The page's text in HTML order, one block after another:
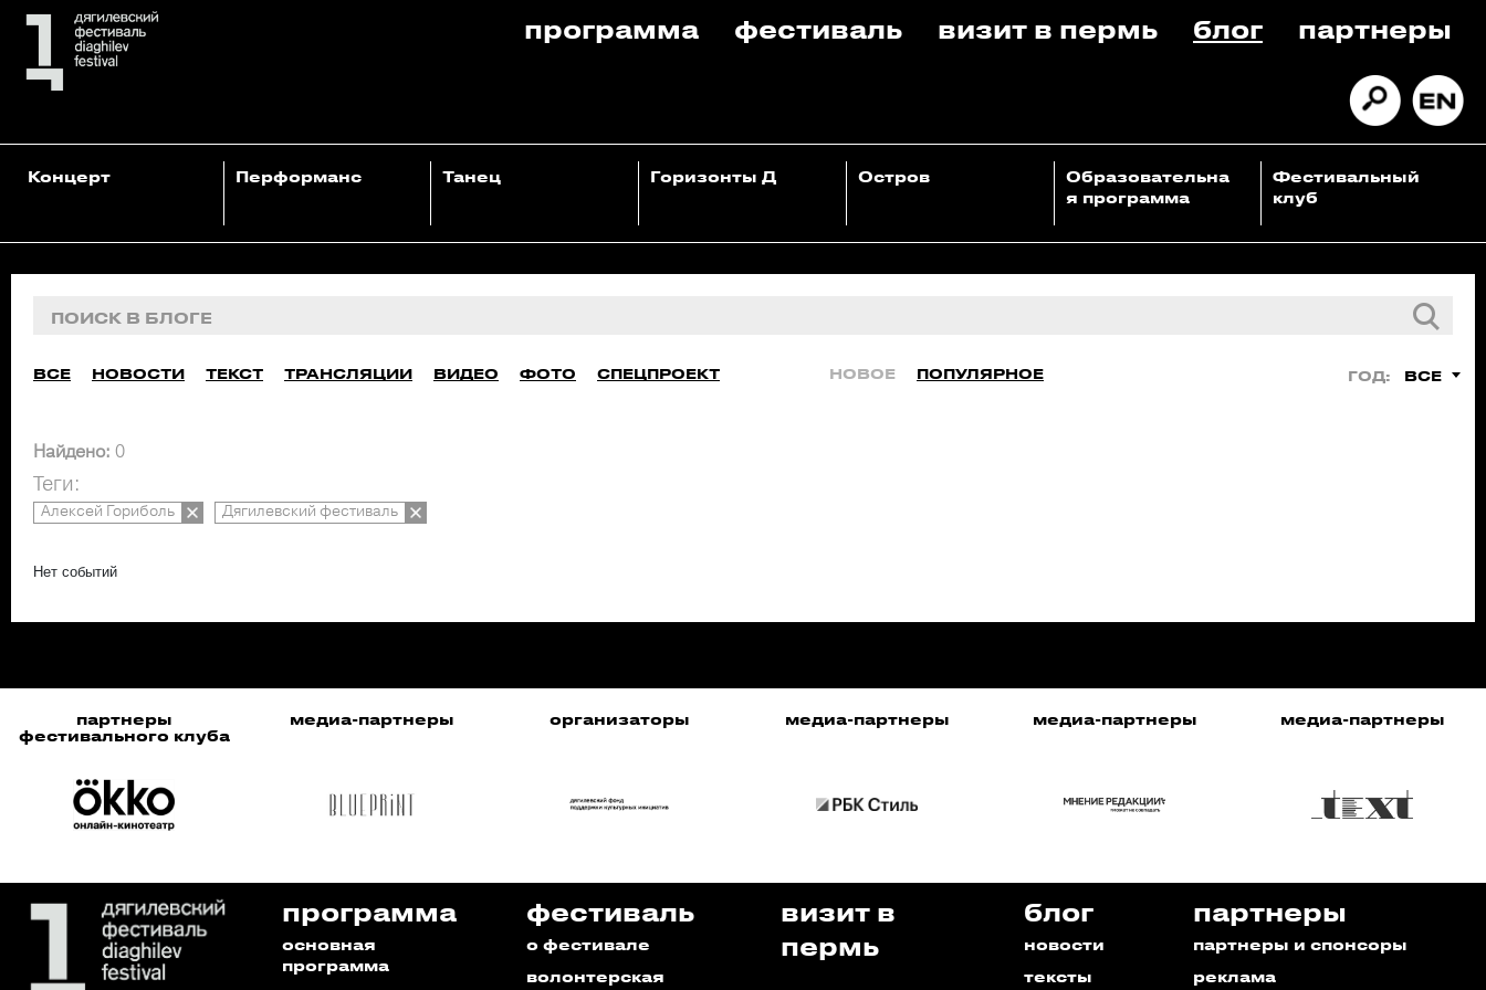
программа фестиваль визит в пермь блог партнеры
Концерт Перформанс Танец Горизонты Д Остров
Образовательна
я программа
Фестивальный
клуб
ВСЕ НОВОСТИ ТЕКСТ ТРАНСЛЯЦИИ ВИДЕО ФОТО СПЕЦПРОЕКТ НОВОЕ ПОПУЛЯРНОЕ ГОД: ВСЕ
Найдено: 0
Теги:
Алексей Гориболь Дягилевский фестиваль
Нет событий
партнеры
фестивального клуба
медиа-партнеры организаторы медиа-партнеры медиа-партнеры медиа-партнеры
программа
основная
программа
фестиваль
о фестивале
волонтерская
визит в
пермь
блог
новости
тексты
партнеры
партнеры и спонсоры
реклама